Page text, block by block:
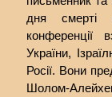
дня смерті
конференції
України,
Росії. Вони
Шолом-